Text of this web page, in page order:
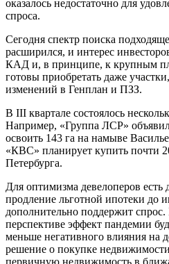
оказалось недостаточно для
спроса.
Сегодня спектр поиска
расширился, и интерес
КАД и, в принципе, к крупным
готовы приобретать даже
изменений в Генплан и ПЗЗ.
В III квартале состоялось
Например, «Группа ЛСР»
освоить 143 га на намыве
«КВС» планирует купить почти
Петербурга.
Для оптимизма девелоперов
продление льготной ипотеки до
дополнительно поддержит
перспективе эффект пандемии
меньше негативного влияния на
решение о покупке
первичную недвижимость в